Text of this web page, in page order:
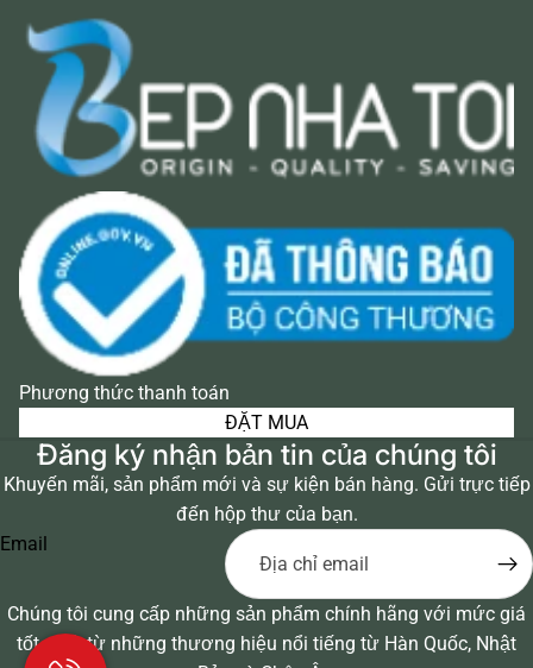
Phương thức thanh toán
ĐẶT MUA
Đăng ký nhận bản tin của chúng tôi
Khuyến mãi, sản phẩm mới và sự kiện bán hàng. Gửi trực tiếp
đến hộp thư của bạn.
Email
Chúng tôi cung cấp những sản phẩm chính hãng với mức giá
tốt nhất từ những thương hiệu nổi tiếng từ Hàn Quốc, Nhật